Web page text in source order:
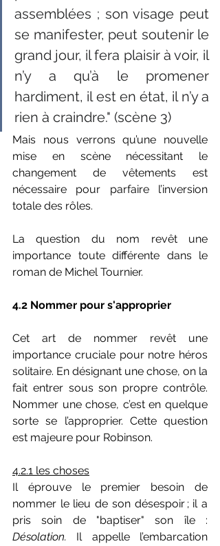
assemblées ; son visage peut
se manifester, peut soutenir le
grand jour, il fera plaisir à voir, il
n’y a qu’à le promener
hardiment, il est en état, il n’y a
rien à craindre." (scène 3)
Mais nous verrons qu’une nouvelle
mise en scène nécessitant le
changement de vêtements est
nécessaire pour parfaire l’inversion
totale des rôles.
La question du nom revêt une
importance toute différente dans le
roman de Michel Tournier.
4.2 Nommer pour s'approprier
Cet art de nommer revêt une
importance cruciale pour notre héros
solitaire. En désignant une chose, on la
fait entrer sous son propre contrôle.
Nommer une chose, c’est en quelque
sorte se l’approprier. Cette question
est majeure pour Robinson.
4.2.1 les choses
Il éprouve le premier besoin de
nommer le lieu de son désespoir ; il a
Désolation. Il appelle l’embarcation